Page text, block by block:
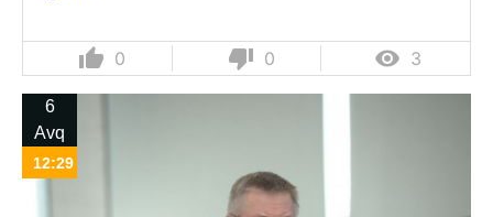
thumb_up 0 thumb_down 0  3
6
Avq
12:29